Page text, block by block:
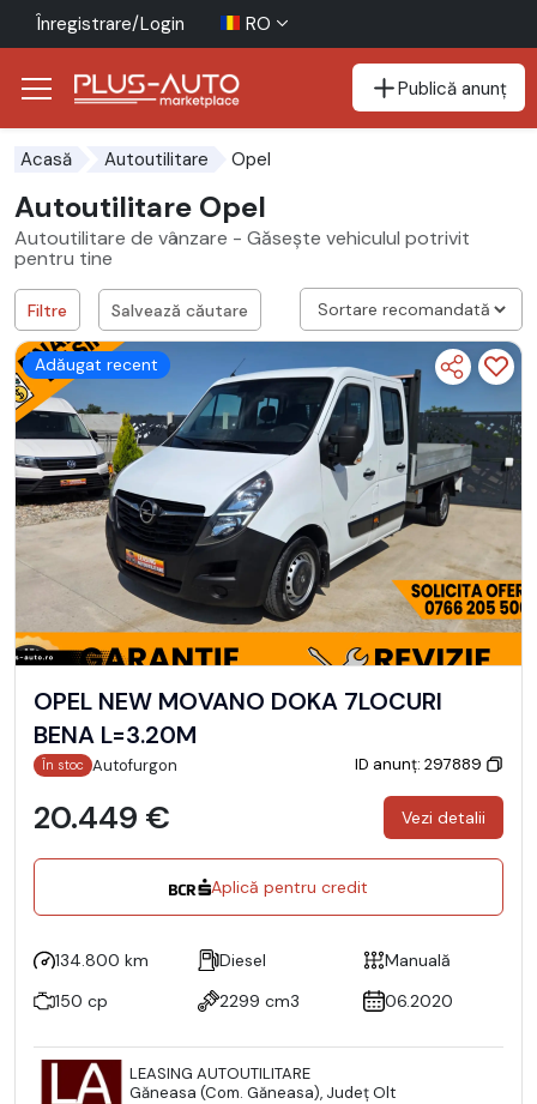
Înregistrare/Login RO
Publică anunț
Acasă Autoutilitare Opel
Autoutilitare Opel
Autoutilitare de vânzare - Găsește vehiculul potrivit
pentru tine
Salvează căutare
Filtre
Adăugat recent
OPEL NEW MOVANO DOKA 7LOCURI
BENA L=3.20M
În stoc Autofurgon ID anunț: 297889
20.449 € Vezi detalii
Aplică pentru credit
134.800 km Diesel
Manuală
150 cp
2299 cm3 06.2020
LEASING AUTOUTILITARE
Găneasa (Com. Găneasa), Județ Olt